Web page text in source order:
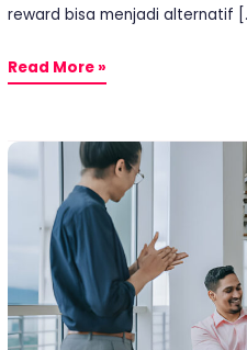
reward bisa menjadi alternatif
Read More »
6
Hadiah
untuk
Karyawan
yang
Bisa